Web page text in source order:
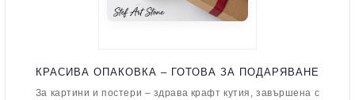
КРАСИВА ОПАКОВКА – ГОТОВА ЗА ПОДАРЯВАНЕ
За картини и постери – здрава крафт кутия, завършена с